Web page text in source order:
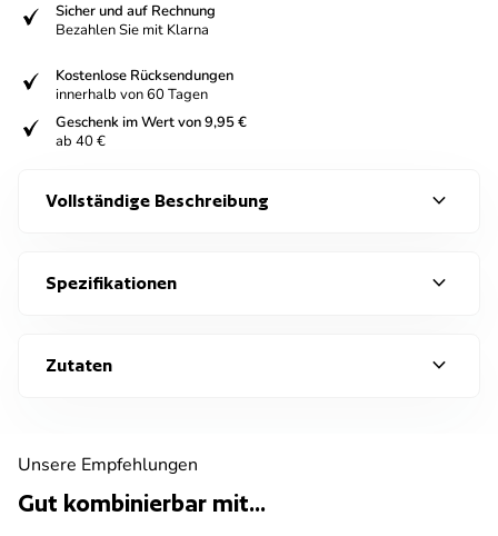
Sicher und auf Rechnung
Bezahlen Sie mit Klarna
Kostenlose Rücksendungen
innerhalb von 60 Tagen
Geschenk im Wert von 9,95 €
ab 40 €
Vollständige Beschreibung expand_more
Spezifikationen expand_more
Zutaten expand_more
Unsere Empfehlungen
Gut kombinierbar mit...